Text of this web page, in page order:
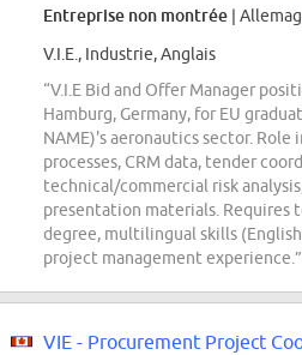
Entreprise non montrée |
V.I.E., Industrie, Anglais
“V.I.E Bid and Offer Manager
Hamburg, Germany, for EU
NAME)'s aeronautics sector. Role
processes, CRM data, tender
technical/commercial risk
presentation materials. Requires
degree, multilingual skills
project management experience.”
VIE - Procurement Project